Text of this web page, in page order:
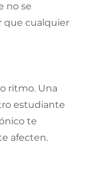
no se
que cualquier
ritmo. Una
estudiante
te
afecten.